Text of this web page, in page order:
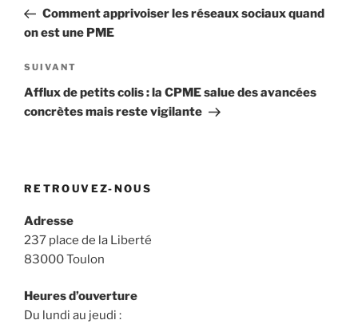
l’article
précédent
Comment apprivoiser les réseaux sociaux quand
on est une PME
Article
suivant
SUIVANT
Afflux de petits colis : la CPME salue des avancées
concrètes mais reste vigilante
RETROUVEZ-NOUS
Adresse
237 place de la Liberté
83000 Toulon
Heures d’ouverture
Du lundi au jeudi :